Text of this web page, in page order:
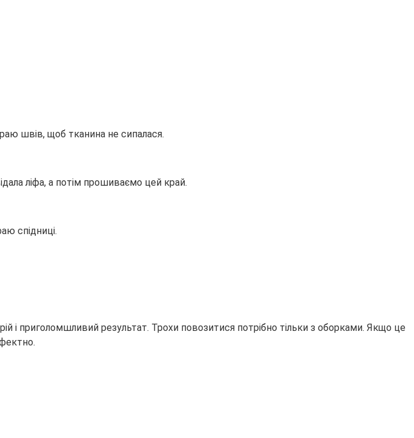
швів, щоб тканина не сипалася.
ліфа, а потім прошиваємо цей край.
спідниці.
і приголомшливий результат. Трохи повозитися потрібно тільки з оборками. Якщо це